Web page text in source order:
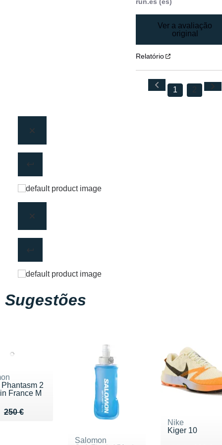
run.es (es)
Ver a avaliação
original
Relatório
1 2
Sugestões
2
France M
250 €
de 250 €
170 €
Salomon
Nike
Kiger 10